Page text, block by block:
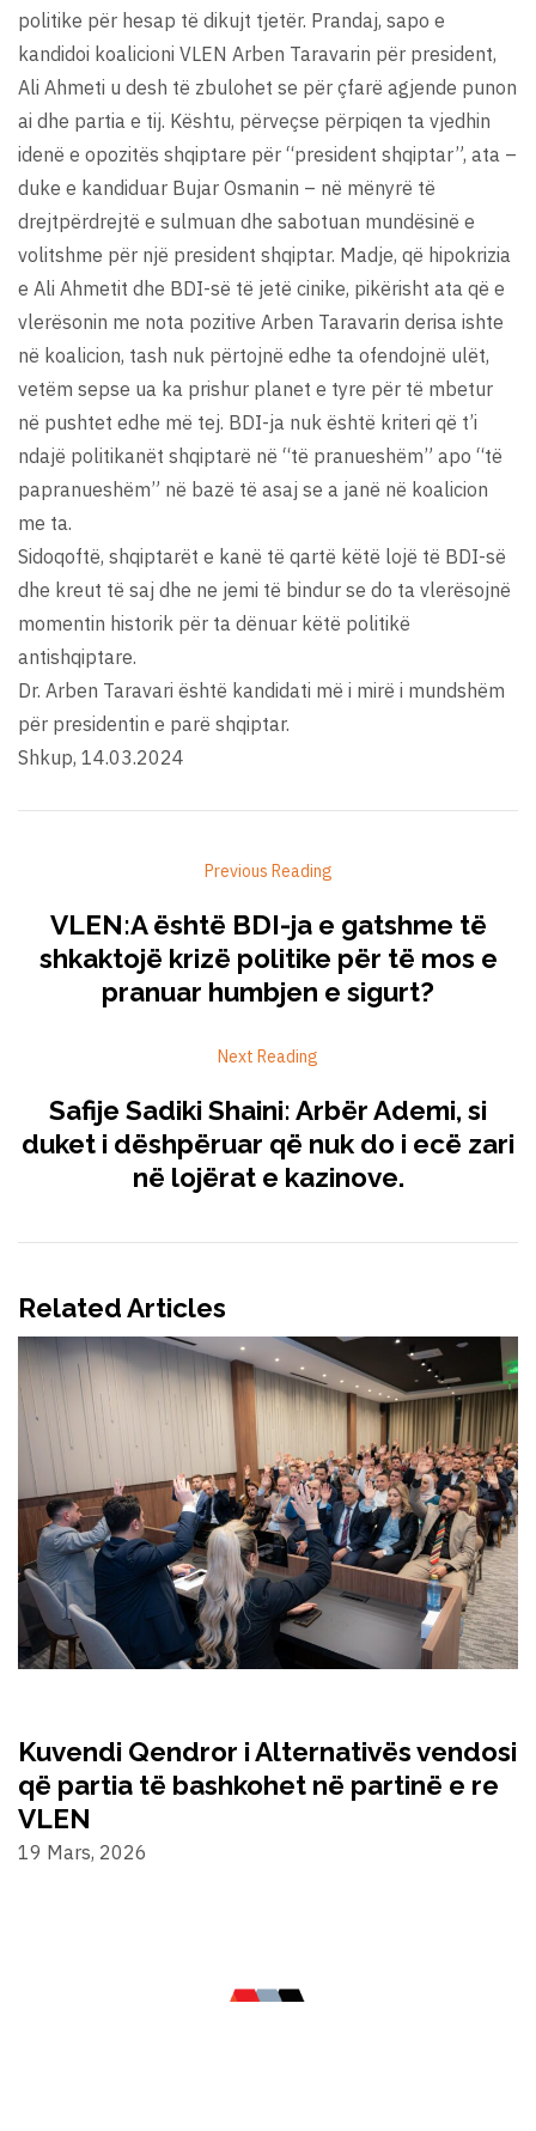
politike për hesap të dikujt tjetër. Prandaj, sapo e
kandidoi koalicioni VLEN Arben Taravarin për president,
Ali Ahmeti u desh të zbulohet se për çfarë agjende punon
ai dhe partia e tij. Kështu, përveçse përpiqen ta vjedhin
idenë e opozitës shqiptare për “president shqiptar”, ata –
duke e kandiduar Bujar Osmanin – në mënyrë të
drejtpërdrejtë e sulmuan dhe sabotuan mundësinë e
volitshme për një president shqiptar. Madje, që hipokrizia
e Ali Ahmetit dhe BDI-së të jetë cinike, pikërisht ata që e
vlerësonin me nota pozitive Arben Taravarin derisa ishte
në koalicion, tash nuk përtojnë edhe ta ofendojnë ulët,
vetëm sepse ua ka prishur planet e tyre për të mbetur
në pushtet edhe më tej. BDI-ja nuk është kriteri që t’i
ndajë politikanët shqiptarë në “të pranueshëm” apo “të
papranueshëm” në bazë të asaj se a janë në koalicion
me ta.
Sidoqoftë, shqiptarët e kanë të qartë këtë lojë të BDI-së
dhe kreut të saj dhe ne jemi të bindur se do ta vlerësojnë
momentin historik për ta dënuar këtë politikë
antishqiptare.
Dr. Arben Taravari është kandidati më i mirë i mundshëm
për presidentin e parë shqiptar.
Shkup, 14.03.2024
Previous Reading
VLEN:A është BDI-ja e gatshme të
shkaktojë krizë politike për të mos e
pranuar humbjen e sigurt?
Next Reading
Safije Sadiki Shaini: Arbër Ademi, si
duket i dëshpëruar që nuk do i ecë zari
në lojërat e kazinove.
Related Articles
Kuvendi Qendror i Alternativës vendosi
që partia të bashkohet në partinë e re
VLEN
19 Mars, 2026